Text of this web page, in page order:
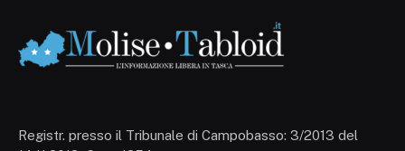
Registr. presso il Tribunale di Campobasso: 3/2013 del